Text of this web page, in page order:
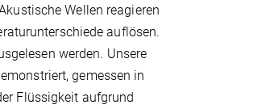
Wellen reagieren
auflösen.
werden. Unsere
gemessen in
Flüssigkeit aufgrund